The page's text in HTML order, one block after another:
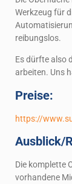
Werkzeug für
reibungslos.
Es dürfte also
arbeiten. Uns
Preise:
https://
Ausblick/
Die komplette
vorhandene